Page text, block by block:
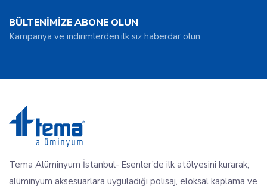
BÜLTENİMİZE ABONE OLUN
Kampanya ve indirimlerden ilk siz haberdar olun.
Tema Alüminyum İstanbul- Esenler’de ilk atölyesini kurarak;
alüminyum aksesuarlara uyguladığı polisaj, eloksal kaplama ve